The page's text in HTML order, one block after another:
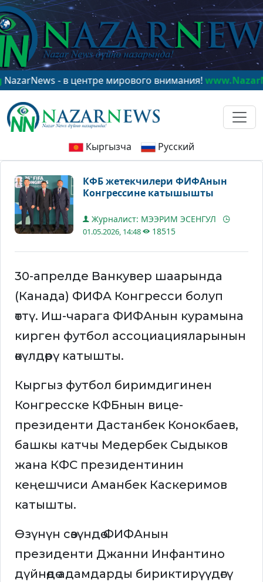
- в центре мирового внимания!
Кыргызча Русский
КФБ жетекчилери ФИФАнын
Конгрессине катышышты
Журналист: МЭЭРИМ ЭСЕНГУЛ
01.05.2026, 14:48 18515
30-апрелде Ванкувер шаарында
(Канада) ФИФА Конгресси болуп
өттү. Иш-чарага ФИФАнын курамына
кирген футбол ассоциацияларынын
өкүлдөрү катышты.
Кыргыз футбол биримдигинен
Конгресске КФБнын вице-
президенти Дастанбек Конокбаев,
башкы катчы Медербек Сыдыков
жана КФС президентинин
кеңешчиси Аманбек Каскеримов
катышты.
Өзүнүн сөзүндө ФИФАнын
президенти Джанни Инфантино
дүйнөдө адамдарды бириктирүүдөгү